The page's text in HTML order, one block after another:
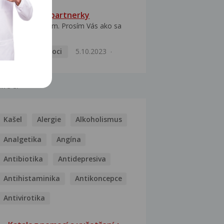
HPV typ 52 u partnerky
Dobrý deň prajem. Prosím Vás ako sa
Pohlavní nemoci
5.10.2023
Kašel Alergie Alkoholismus
Analgetika Angína
Antibiotika Antidepresiva
Antihistaminika Antikoncepce
Antivirotika